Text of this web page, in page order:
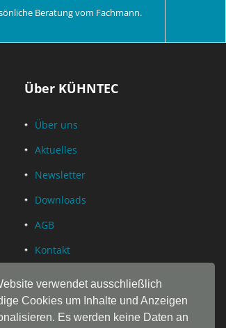
verwendet ausschließlich
Cookies um Inhalte und Anzeigen
Es werden keine Daten an
Beratung vom Fachmann.
Über KÜHNTEC
Über uns
Aktuelles
Newsletter
Downloads
AGB
Kontakt
Impressum